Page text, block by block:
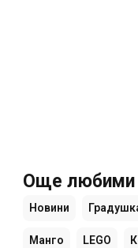
Още любими
Новини
Манго LEGO